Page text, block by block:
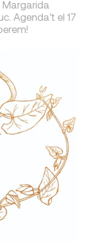
Agenda't el 17